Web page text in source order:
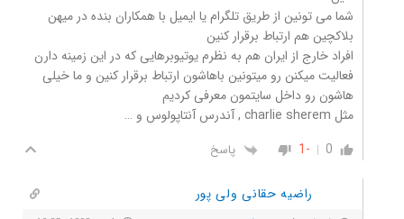
شما می تونین از طریق تلگرام یا ایمیل با همکاران بنده در میهن
بلاکچین هم ارتباط برقرار کنین
افراد خارج از ایران هم به نظرم یوتیوبرهایی که در این زمینه دارن
فعالیت میکنن رو میتونین باهاشون ارتباط برقرار کنین و ما خیلی
هاشون رو داخل سایتمون معرفی کردیم
مثل charlie sherem , آندرس آنتاپولوس و …
0
-1 پاسخ
راضیه حقانی ولی پور